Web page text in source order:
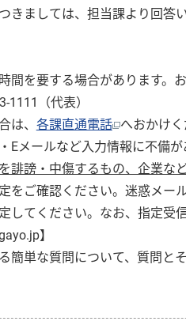
きましては、担当課より回答い
間を要する場合があります。
（代表）
は、 各課直通電話 へおかけく
Eメールなど入力情報に不備
誹謗・中傷するもの、企業な
をご確認ください。迷惑メ
してください。なお、指定受
】
簡単な質問について、質問と